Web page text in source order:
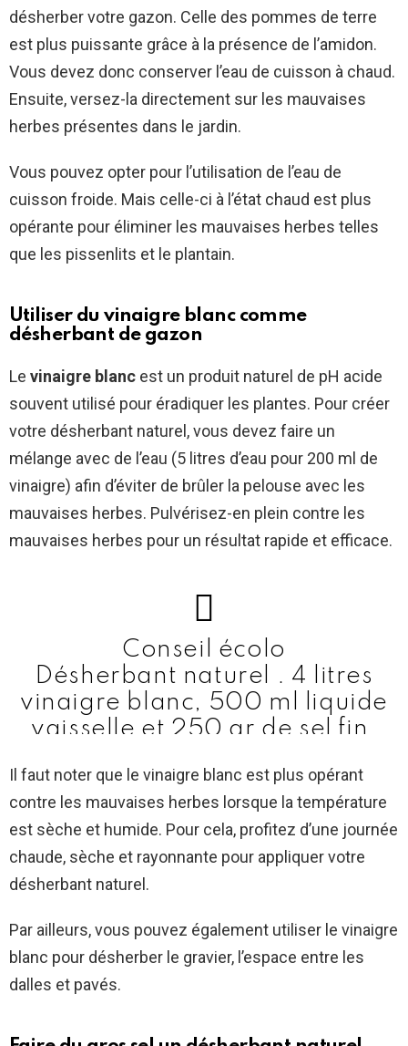
désherber votre gazon. Celle des pommes de terre
est plus puissante grâce à la présence de l’amidon.
Vous devez donc conserver l’eau de cuisson à chaud.
Ensuite, versez-la directement sur les mauvaises
herbes présentes dans le jardin.
Vous pouvez opter pour l’utilisation de l’eau de
cuisson froide. Mais celle-ci à l’état chaud est plus
opérante pour éliminer les mauvaises herbes telles
que les pissenlits et le plantain.
Utiliser du vinaigre blanc comme
désherbant de gazon
Le vinaigre blanc est un produit naturel de pH acide
souvent utilisé pour éradiquer les plantes. Pour créer
votre désherbant naturel, vous devez faire un
mélange avec de l’eau (5 litres d’eau pour 200 ml de
vinaigre) afin d’éviter de brûler la pelouse avec les
mauvaises herbes. Pulvérisez-en plein contre les
mauvaises herbes pour un résultat rapide et efficace.
Conseil écolo
Désherbant naturel . 4 litres
vinaigre blanc, 500 ml liquide
vaisselle et 250 gr de sel fin.
pic.twitter.com/th0Mmy6Bv2
— NINIE-du HAINAUT (Nicole)
(@CoquetteEric)July 21, 2020
Il faut noter que le vinaigre blanc est plus opérant
contre les mauvaises herbes lorsque la température
est sèche et humide. Pour cela, profitez d’une journée
chaude, sèche et rayonnante pour appliquer votre
désherbant naturel.
Par ailleurs, vous pouvez également utiliser le vinaigre
blanc pour désherber le gravier, l’espace entre les
dalles et pavés.